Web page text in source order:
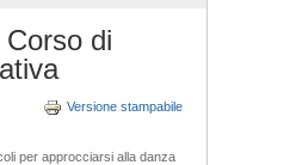
di
Versione stampabile
per approcciarsi alla danza